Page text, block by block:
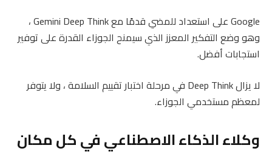
Google على استعداد للمضي قدمًا مع Gemini Deep Think ،
وهو وضع التفكير المعزز الذي سيمنح الجوزاء القدرة على توفير
استجابات أفضل.
لا يزال Deep Think في مرحلة اختبار تقييم السلامة ، ولا يتوفر
لمعظم مستخدمي الجوزاء.
وكلاء الذكاء الاصطناعي في كل مكان